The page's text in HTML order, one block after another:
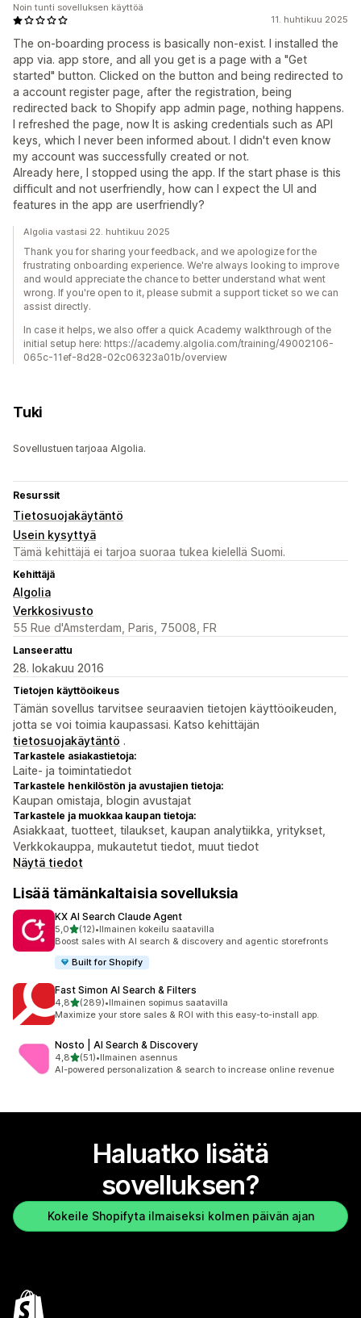
11. huhtikuu 2025
The on-boarding process is basically non-exist. I installed the
app via. app store, and all you get is a page with a "Get
started" button. Clicked on the button and being redirected to
a account register page, after the registration, being
redirected back to Shopify app admin page, nothing happens.
I refreshed the page, now It is asking credentials such as API
keys, which I never been informed about. I didn't even know
my account was successfully created or not.
Already here, I stopped using the app. If the start phase is this
difficult and not userfriendly, how can I expect the UI and
features in the app are userfriendly?
Noin tunti sovelluksen käyttöä
Algolia vastasi 22. huhtikuu 2025
Thank you for sharing your feedback, and we apologize for the
frustrating onboarding experience. We're always looking to improve
and would appreciate the chance to better understand what went
wrong. If you're open to it, please submit a support ticket so we can
assist directly.
In case it helps, we also offer a quick Academy walkthrough of the
initial setup here: https://academy.algolia.com/training/49002106-
065c-11ef-8d28-02c06323a01b/overview
Tuki
Sovellustuen tarjoaa Algolia.
Resurssit
Tietosuojakäytäntö
Usein kysyttyä
Tämä kehittäjä ei tarjoa suoraa tukea kielellä Suomi.
Kehittäjä
Algolia
Verkkosivusto
55 Rue d'Amsterdam, Paris, 75008, FR
Lanseerattu
28. lokakuu 2016
Tietojen käyttöoikeus
Tämän sovellus tarvitsee seuraavien tietojen käyttöoikeuden,
jotta se voi toimia kaupassasi. Katso kehittäjän
tietosuojakäytäntö .
Tarkastele asiakastietoja:
Laite- ja toimintatiedot
Tarkastele henkilöstön ja avustajien tietoja:
Kaupan omistaja, blogin avustajat
Tarkastele ja muokkaa kaupan tietoja:
Asiakkaat, tuotteet, tilaukset, kaupan analytiikka, yritykset,
Verkkokauppa, mukautetut tiedot, muut tiedot
Näytä tiedot
Lisää tämänkaltaisia sovelluksia
KX AI Search Claude Agent
5,0/ 5 tähteä
(12)
12 arvostelua yhteensä
•Ilmainen kokeilu saatavilla
Boost sales with AI search & discovery and agentic storefronts
Built for Shopify
Fast Simon AI Search & Filters
4,8/ 5 tähteä
(289)
289 arvostelua yhteensä
•Ilmainen sopimus saatavilla
Maximize your store sales & ROI with this easy-to-install app.
Nosto | AI Search & Discovery
4,8/ 5 tähteä
(51)
51 arvostelua yhteensä
•Ilmainen asennus
AI-powered personalization & search to increase online revenue
Haluatko lisätä
sovelluksen?
Kokeile Shopifyta ilmaiseksi kolmen päivän ajan